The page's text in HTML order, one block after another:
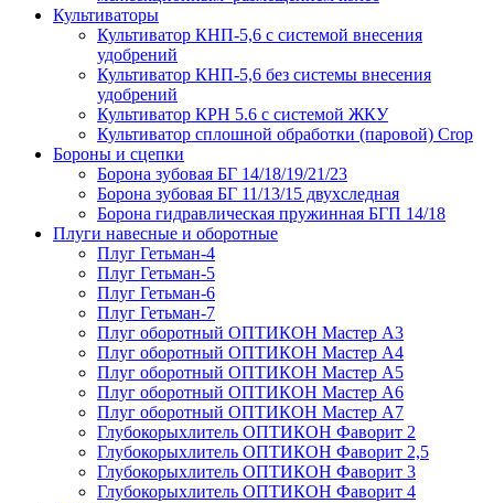
Культиваторы
Культиватор КНП-5,6 с системой внесения
удобрений
Культиватор КНП-5,6 без системы внесения
удобрений
Культиватор КРН 5.6 с системой ЖКУ
Культиватор сплошной обработки (паровой) Crop
Бороны и сцепки
Борона зубовая БГ 14/18/19/21/23
Борона зубовая БГ 11/13/15 двухследная
Борона гидравлическая пружинная БГП 14/18
Плуги навесные и оборотные
Плуг Гетьман-4
Плуг Гетьман-5
Плуг Гетьман-6
Плуг Гетьман-7
Плуг оборотный ОПТИКОН Мастер А3
Плуг оборотный ОПТИКОН Мастер А4
Плуг оборотный ОПТИКОН Мастер А5
Плуг оборотный ОПТИКОН Мастер А6
Плуг оборотный ОПТИКОН Мастер А7
Глубокорыхлитель ОПТИКОН Фаворит 2
Глубокорыхлитель ОПТИКОН Фаворит 2,5
Глубокорыхлитель ОПТИКОН Фаворит 3
Глубокорыхлитель ОПТИКОН Фаворит 4